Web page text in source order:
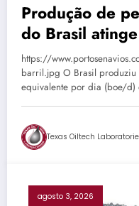
Produção de
do Brasil
boe/d em
https://
barril.jpg O Brasil
equivalente por dia (boe/
Texas Oiltech
agosto 3, 2026